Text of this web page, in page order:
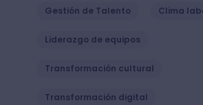
Gestión de Talento Clima
Liderazgo de equipos
Transformación cultural
Transformación digital